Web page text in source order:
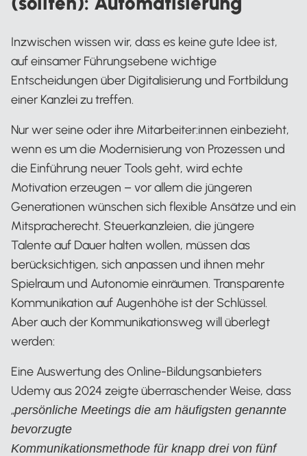
Inzwischen wissen wir, dass es keine gute Idee ist,
auf einsamer Führungsebene wichtige
Entscheidungen über Digitalisierung und Fortbildung
einer Kanzlei zu treffen.
Nur wer seine oder ihre Mitarbeiter:innen einbezieht,
wenn es um die Modernisierung von Prozessen und
die Einführung neuer Tools geht, wird echte
Motivation erzeugen – vor allem die jüngeren
Generationen wünschen sich flexible Ansätze und ein
Mitspracherecht. Steuerkanzleien, die jüngere
Talente auf Dauer halten wollen, müssen das
berücksichtigen, sich anpassen und ihnen mehr
Spielraum und Autonomie einräumen. Transparente
Kommunikation auf Augenhöhe ist der Schlüssel.
Aber auch der Kommunikationsweg will überlegt
werden:
Eine Auswertung des Online-Bildungsanbieters
Udemy aus 2024 zeigte überraschender Weise, dass
„persönliche Meetings die am häufigsten genannte
bevorzugte
Kommunikationsmethode für knapp drei von fünf